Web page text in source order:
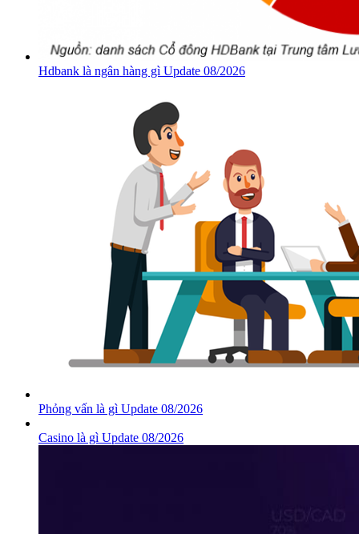
Hdbank là ngân hàng gì Update 08/2026
Phỏng vấn là gì Update 08/2026
Casino là gì Update 08/2026